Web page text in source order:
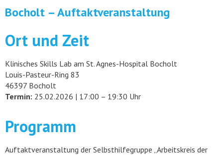
Bocholt – Auftaktveranstaltung
Ort und Zeit
Klinisches Skills Lab am St. Agnes-Hospital Bocholt
Louis-Pasteur-Ring 83
46397 Bocholt
Termin: 25.02.2026 | 17:00 – 19:30 Uhr
Programm
Auftaktveranstaltung der Selbsthilfegruppe „Arbeitskreis der